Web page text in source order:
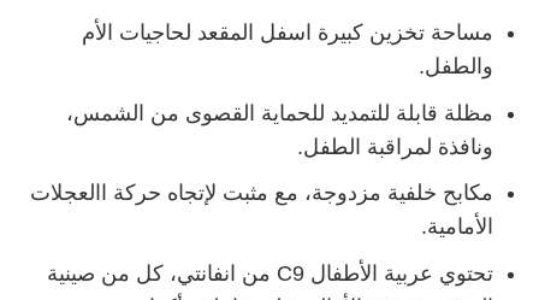
مساحة تخزين كبيرة اسفل المقعد لحاجيات الأم
والطفل.
مظلة قابلة للتمديد للحماية القصوى من الشمس،
ونافذة لمراقبة الطفل.
مكابح خلفية مزدوجة، مع مثبت لإتجاه حركة االعجلات
الأمامية.
تحتوي عربية الأطفال C9 من انفانتي، كل من صينية